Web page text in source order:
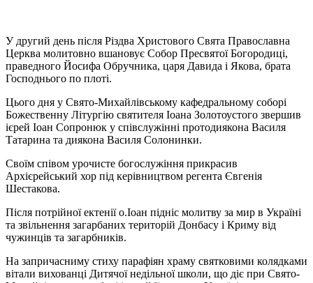
У другий день після Різдва Христового Свята Православна
Церква молитовно вшановує Собор Пресвятої Богородиці,
праведного Йосифа Обручника, царя Давида і Якова, брата
Господнього по плоті.
Цього дня у Свято-Михайлівському кафедральному соборі
Божественну Літургію святителя Іоана Золотоустого звершив
ієрей Іоан Сопронюк у співслужінні протодиякона Василя
Татарина та диякона Василя Солонинки.
Своїм співом урочисте богослужіння прикрасив
Архієрейський хор під керівництвом регента Євгенія
Шестакова.
Після потрійної ектенії о.Іоан підніс молитву за мир в Україні
та звільнення загарбаних територій Донбасу і Криму від
чужинців та загарбників.
На запричасниму стиху парафіян храму святковими колядками
вітали вихованці Дитячої недільної школи, що діє при Свято-